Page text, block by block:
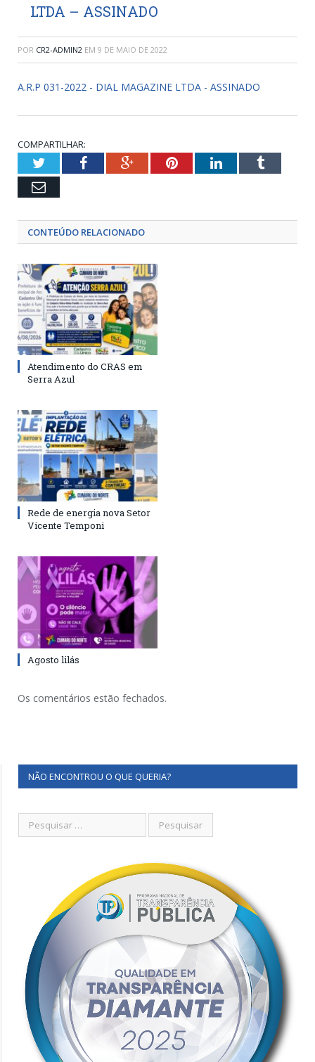
LTDA – ASSINADO
POR CR2-ADMIN2 EM 9 DE MAIO DE 2022
A.R.P 031-2022 - DIAL MAGAZINE LTDA - ASSINADO
COMPARTILHAR:
TwitterFacebookGoogle+PinterestLinkedInTumblr
Email
CONTEÚDO RELACIONADO
Atendimento do CRAS em
Serra Azul
Rede de energia nova Setor
Vicente Temponi
Agosto lilás
Os comentários estão fechados.
NÃO ENCONTROU O QUE QUERIA?